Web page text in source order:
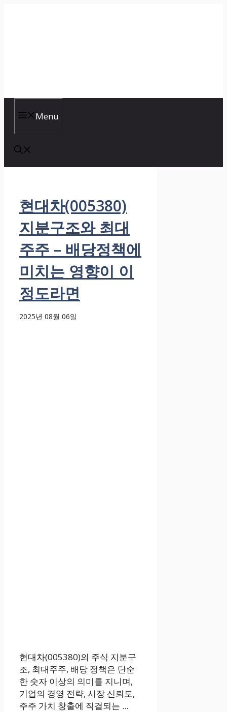
Menu
현대차(005380)
지분구조와 최대
주주 – 배당정책에
미치는 영향이 이
정도라면
2025년 08월 06일
현대차(005380)의 주식 지분구
조, 최대주주, 배당 정책은 단순
한 숫자 이상의 의미를 지니며,
기업의 경영 전략, 시장 신뢰도,
주주 가치 창출에 직결되는 ...